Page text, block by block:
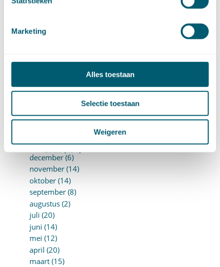
Marketing
Alles toestaan
Selectie toestaan
Weigeren
►
2021 (123)
oktober (13)
mei (6)
maart (14)
december (6)
november (14)
oktober (14)
september (8)
augustus (2)
juli (20)
juni (14)
mei (12)
april (20)
maart (15)